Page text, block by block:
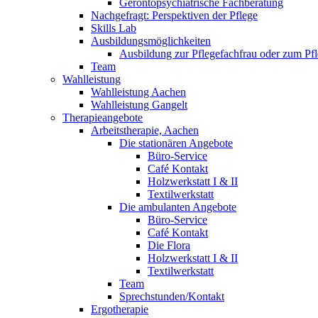
Gerontopsychiatrische Fachberatung
Nachgefragt: Perspektiven der Pflege
Skills Lab
Ausbildungsmöglichkeiten
Ausbildung zur Pflegefachfrau oder zum
Team
Wahlleistung
Wahlleistung Aachen
Wahlleistung Gangelt
Therapieangebote
Arbeitstherapie, Aachen
Die stationären Angebote
Büro-Service
Café Kontakt
Holzwerkstatt I & II
Textilwerkstatt
Die ambulanten Angebote
Büro-Service
Café Kontakt
Die Flora
Holzwerkstatt I & II
Textilwerkstatt
Team
Sprechstunden/Kontakt
Ergotherapie